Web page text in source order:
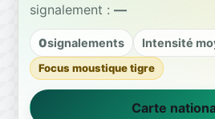
signalement : —
0signalements Intensité
Focus moustique tigre
Carte